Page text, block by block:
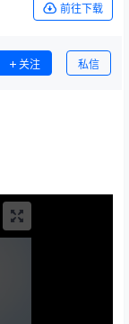
前往下载
关注 私信